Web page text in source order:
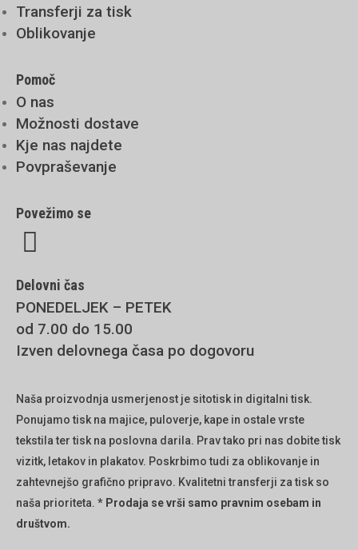
Transferji za tisk
Oblikovanje
Pomoč
O nas
Možnosti dostave
Kje nas najdete
Povpraševanje
Povežimo se
Delovni čas
PONEDELJEK – PETEK
od 7.00 do 15.00
Izven delovnega časa po dogovoru
Naša proizvodnja usmerjenost je sitotisk in digitalni tisk.
Ponujamo tisk na majice, puloverje, kape in ostale vrste
tekstila ter tisk na poslovna darila. Prav tako pri nas dobite tisk
vizitk, letakov in plakatov. Poskrbimo tudi za oblikovanje in
zahtevnejšo grafično pripravo. Kvalitetni transferji za tisk so
naša prioriteta. * Prodaja se vrši samo pravnim osebam in
društvom.